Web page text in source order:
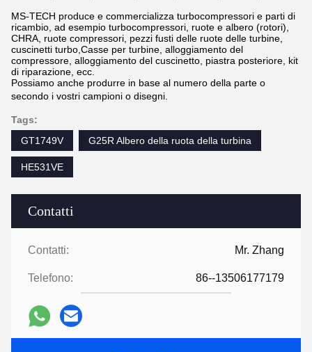
Contatti
Contatti: Mr. Zhang
Telefono: 86--13506177179
MS-TECH produce e commercializza turbocompressori e parti di
ricambio, ad esempio turbocompressori, ruote e albero (rotori),
CHRA, ruote compressori, pezzi fusti delle ruote delle turbine,
cuscinetti turbo,Casse per turbine, alloggiamento del
compressore, alloggiamento del cuscinetto, piastra posteriore, kit
di riparazione, ecc.
Possiamo anche produrre in base al numero della parte o
secondo i vostri campioni o disegni.
Tags:
GT1749V
G25R Albero della ruota della turbina
HE531VE